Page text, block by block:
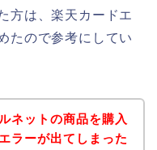
方は、楽天カードエ
たので参考にしてい
ネットの商品を購入
ラーが出てしまった